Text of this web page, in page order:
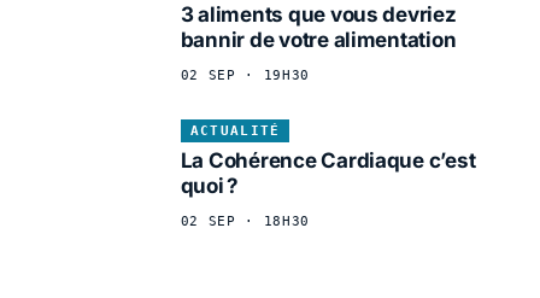
3 aliments que vous devriez
bannir de votre alimentation
02 SEP · 19H30
ACTUALITÉ
La Cohérence Cardiaque c’est
quoi ?
02 SEP · 18H30